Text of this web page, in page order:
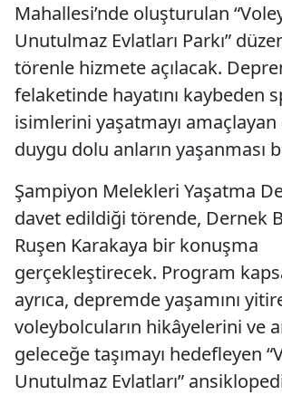
Mahallesi’nde oluşturulan
Unutulmaz Evlatları Parkı”
törenle hizmete açılacak.
felaketinde hayatını kaybeden
isimlerini yaşatmayı
duygu dolu anların yaşanması
Şampiyon Melekleri Yaşatma
davet edildiği törende, Dernek
Ruşen Karakaya bir konuşma
gerçekleştirecek. Program
ayrıca, depremde yaşamını
voleybolcuların hikâyelerini ve
geleceğe taşımayı hedefleyen
Unutulmaz Evlatları”